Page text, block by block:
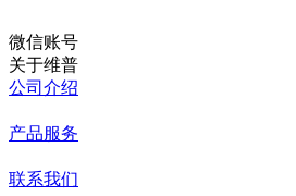
微信账号
关于维普
公司介绍
产品服务
联系我们